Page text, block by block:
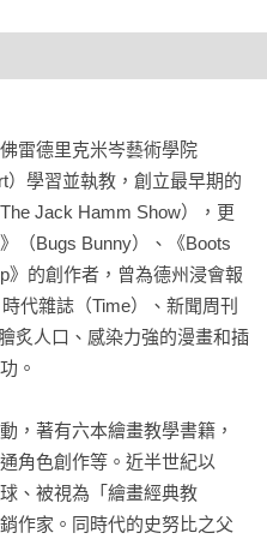
推薦，至今人氣不輟。
是最早登上電視教畫節目的
、家喻戶曉的動物巨星《兔
集教學、創作、商業成就於一
，同時深知學畫者容易卡關
入化的獨特圖文方式詳細指
的本能，有眼睛、有心、能
功地畫出人像。」
動漫領域，人物設計是作品
深不深厚，很容易判斷高
合生動又有個性角色。若想
準據而荒腔走板。本書徹底
雷德里克米岑藝術學院
）學習並執教，創立最早期的
Jack Hamm Show），更
（Bugs Bunny）、《Boots
》的創作者，曾為德州浸會報
代雜誌（Time）、新聞周刊
炙人口、感染力強的漫畫和插
。
，著有六本繪畫教學書籍，
角色創作等。近半世紀以
、被視為「繪畫經典教
作家。同時代的史努比之父